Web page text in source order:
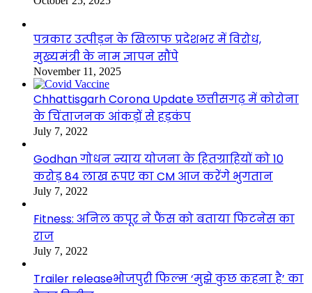
पत्रकार उत्पीड़न के खिलाफ प्रदेशभर में विरोध,
मुख्यमंत्री के नाम ज्ञापन सौंपे
November 11, 2025
Chhattisgarh Corona Update छत्तीसगढ़ में कोरोना
के चिंताजनक आंकड़ों से हड़कंप
July 7, 2022
Godhan गोधन न्याय योजना के हितग्राहियों को 10
करोड़ 84 लाख रूपए का CM आज करेंगे भुगतान
July 7, 2022
Fitness: अनिल कपूर ने फैंस को बताया फिटनेस का
राज
July 7, 2022
Trailer releaseभोजपुरी फिल्म ‘मुझे कुछ कहना है’ का